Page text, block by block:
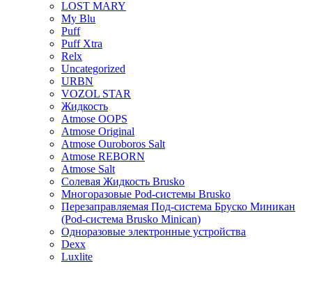
LOST MARY
My Blu
Puff
Puff Xtra
Relx
Uncategorized
URBN
VOZOL STAR
Жидкость
Atmose OOPS
Atmose Original
Atmose Ouroboros Salt
Atmose REBORN
Atmose Salt
Солевая Жидкость Brusko
Многоразовые Pod-системы Brusko
Перезаправляемая Под-система Бруско Миникан
(Pod-система Brusko Minican)
Одноразовые электронные устройства
Dexx
Luxlite